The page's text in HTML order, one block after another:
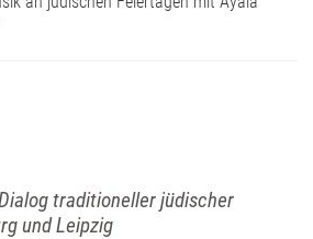
traditioneller jüdischer
und Leipzig